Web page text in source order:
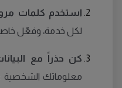
استخدم كلمات
لكل خدمة، وفعّل
كن حذراً مع
معلوماتك الشخصية